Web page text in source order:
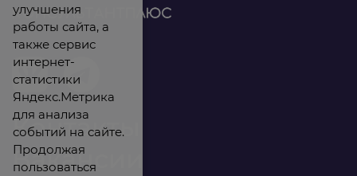
Контакты
Вакансии
улучшения
работы сайта, а
также сервис
интернет-
статистики
Яндекс.Метрика
для анализа
событий на сайте.
Продолжая
пользоваться